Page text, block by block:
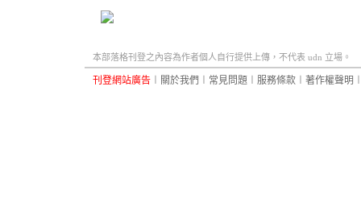
本部落格刊登之內容為作者個人自行提供上傳，不代表 udn 立場。
刊登網站廣告 關於我們 常見問題 服務條款 著作權聲明